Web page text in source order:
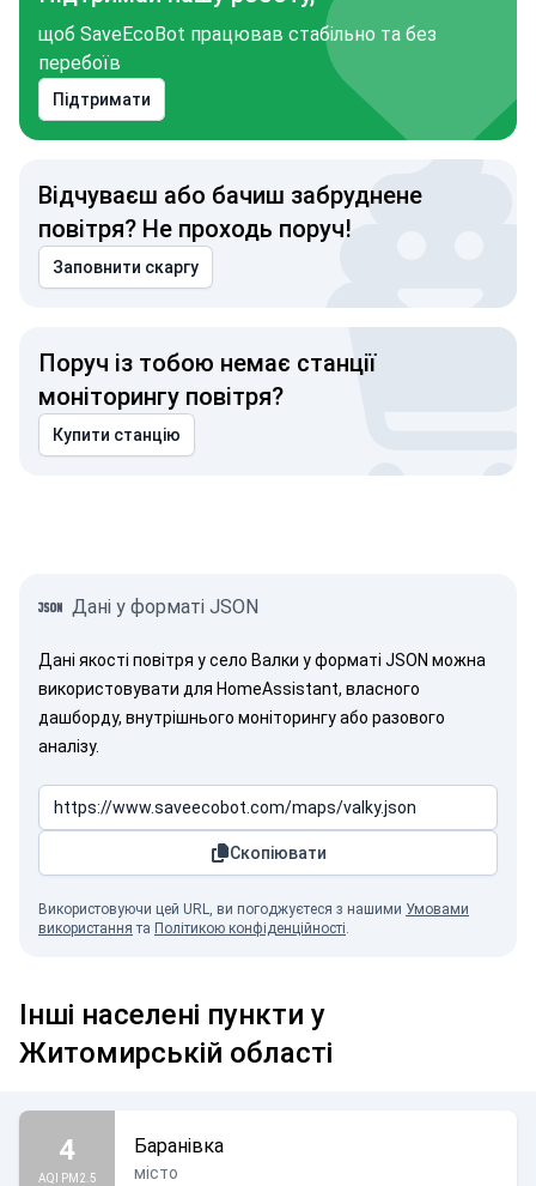
щоб SaveEcoBot працював стабільно та без
перебоїв
Підтримати
Відчуваєш або бачиш забруднене
повітря? Не проходь поруч!
Заповнити скаргу
Поруч із тобою немає станції
моніторингу повітря?
Купити станцію
Дані у форматі JSON
Дані якості повітря у село Валки у форматі JSON можна
використовувати для HomeAssistant, власного
дашборду, внутрішнього моніторингу або разового
аналізу.
Скопіювати
Використовуючи цей URL, ви погоджуєтеся з нашими Умовами
використання та Політикою конфіденційності.
Інші населені пункти у
Житомирській області
4
AQI PM2.5
Баранівка
місто